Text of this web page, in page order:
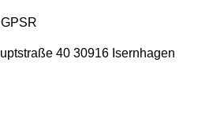
40 30916 Isernhagen